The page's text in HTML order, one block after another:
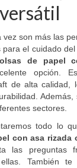
pueden
en
la
página
de
producto
son más las
el cuidado
de papel
opción.
de alta calidad,
Además,
sectores.
todo lo
con asa rizada
las preguntas
También te